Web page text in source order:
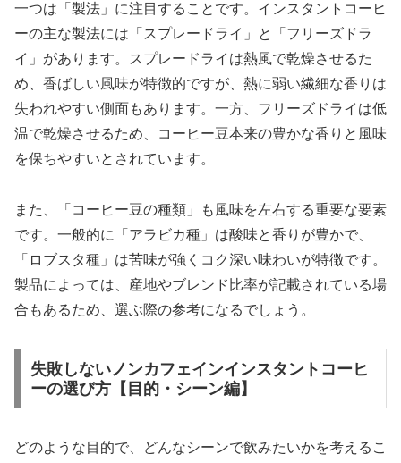
一つは「製法」に注目することです。インスタントコーヒ
ーの主な製法には「スプレードライ」と「フリーズドラ
イ」があります。スプレードライは熱風で乾燥させるた
め、香ばしい風味が特徴的ですが、熱に弱い繊細な香りは
失われやすい側面もあります。一方、フリーズドライは低
温で乾燥させるため、コーヒー豆本来の豊かな香りと風味
を保ちやすいとされています。
また、「コーヒー豆の種類」も風味を左右する重要な要素
です。一般的に「アラビカ種」は酸味と香りが豊かで、
「ロブスタ種」は苦味が強くコク深い味わいが特徴です。
製品によっては、産地やブレンド比率が記載されている場
合もあるため、選ぶ際の参考になるでしょう。
失敗しないノンカフェインインスタントコーヒ
ーの選び方【目的・シーン編】
どのような目的で、どんなシーンで飲みたいかを考えるこ